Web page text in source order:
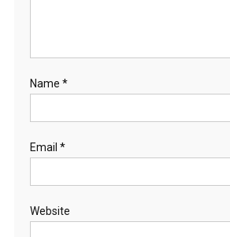
Name *
Email *
Website